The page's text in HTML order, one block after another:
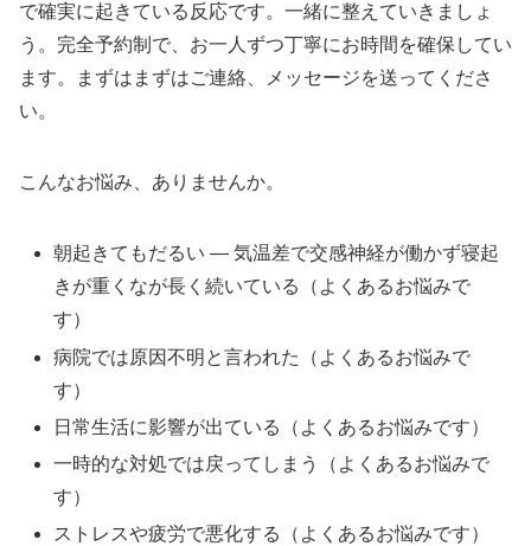
で確実に起きている反応です。一緒に整えていきましょ
う。完全予約制で、お一人ずつ丁寧にお時間を確保してい
ます。まずはまずはご連絡、メッセージを送ってくださ
い。
こんなお悩み、ありませんか。
朝起きてもだるい ― 気温差で交感神経が働かず寝起
きが重くなが長く続いている（よくあるお悩みで
す）
病院では原因不明と言われた（よくあるお悩みで
す）
日常生活に影響が出ている（よくあるお悩みです）
一時的な対処では戻ってしまう（よくあるお悩みで
す）
ストレスや疲労で悪化する（よくあるお悩みです）